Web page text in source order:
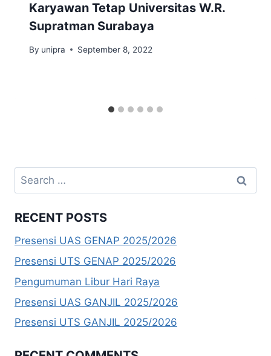
Karyawan Tetap Universitas W.R.
Supratman Surabaya
By unipra September 8, 2022
Search
for:
RECENT POSTS
Presensi UAS GENAP 2025/2026
Presensi UTS GENAP 2025/2026
Pengumuman Libur Hari Raya
Presensi UAS GANJIL 2025/2026
Presensi UTS GANJIL 2025/2026